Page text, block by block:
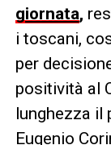
giornata,
i toscani,
per
positività al
lunghezza il
Eugenio